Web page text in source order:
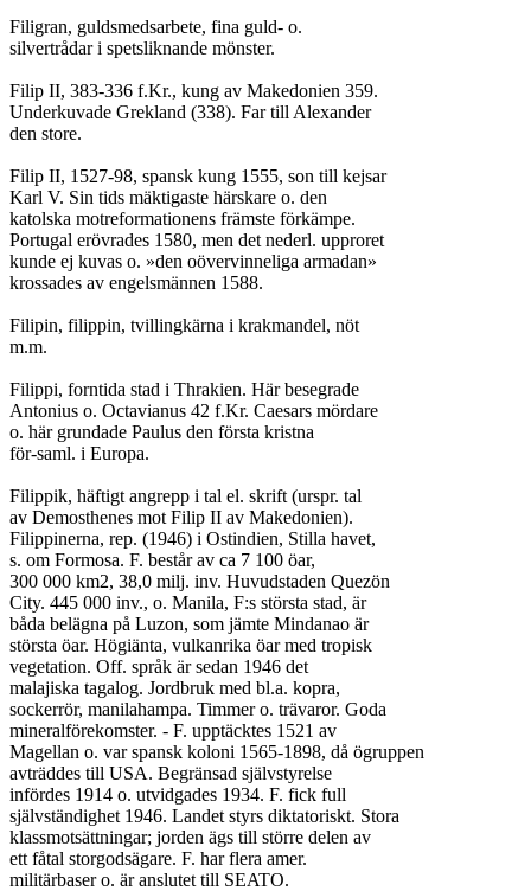
Filigran, guldsmedsarbete, fina guld- o.
silvertrådar i spetsliknande mönster.
Filip II, 383-336 f.Kr., kung av Makedonien 359.
Underkuvade Grekland (338). Far till Alexander
den store.
Filip II, 1527-98, spansk kung 1555, son till kejsar
Karl V. Sin tids mäktigaste härskare o. den
katolska motreformationens främste förkämpe.
Portugal erövrades 1580, men det nederl. upproret
kunde ej kuvas o. »den oövervinneliga armadan»
krossades av engelsmännen 1588.
Filipin, filippin, tvillingkärna i krakmandel, nöt
m.m.
Filippi, forntida stad i Thrakien. Här besegrade
Antonius o. Octavianus 42 f.Kr. Caesars mördare
o. här grundade Paulus den första kristna
för-saml. i Europa.
Filippik, häftigt angrepp i tal el. skrift (urspr. tal
av Demosthenes mot Filip II av Makedonien).
Filippinerna, rep. (1946) i Ostindien, Stilla havet,
s. om Formosa. F. består av ca 7 100 öar,
300 000 km2, 38,0 milj. inv. Huvudstaden Quezön
City. 445 000 inv., o. Manila, F:s största stad, är
båda belägna på Luzon, som jämte Mindanao är
största öar. Högiänta, vulkanrika öar med tropisk
vegetation. Off. språk är sedan 1946 det
malajiska tagalog. Jordbruk med bl.a. kopra,
sockerrör, manilahampa. Timmer o. trävaror. Goda
mineralförekomster. - F. upptäcktes 1521 av
Magellan o. var spansk koloni 1565-1898, då ögruppen
avträddes till USA. Begränsad självstyrelse
infördes 1914 o. utvidgades 1934. F. fick full
självständighet 1946. Landet styrs diktatoriskt. Stora
klassmotsättningar; jorden ägs till större delen av
ett fåtal storgodsägare. F. har flera amer.
militärbaser o. är anslutet till SEATO.